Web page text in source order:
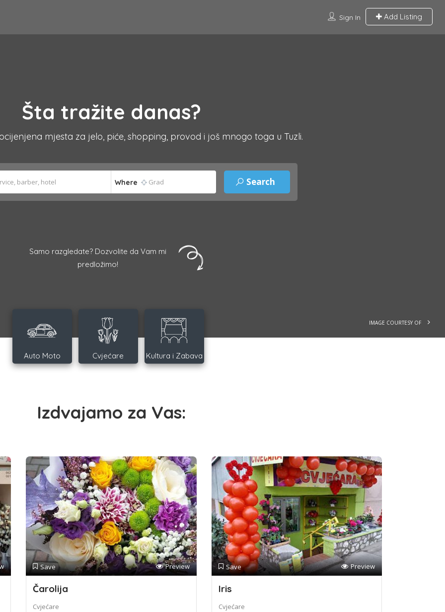
Sign In Add Listing
IMAGE COURTESY OF
Šta tražite danas?
mjesta za jelo, piće, shopping, provod i još mnogo toga u Tuzli.
Where
Samo razgledate? Dozvolite da Vam mi
predložimo!
Auto Moto Cvjećare Kultura i Zabava
Izdvajamo za Vas:
Save Preview
Čarolija
Cvjećare
Save Preview
Iris
Cvjećare